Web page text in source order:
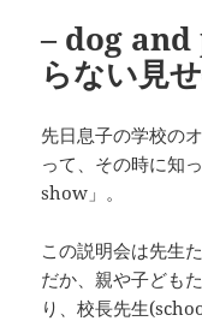
– dog and
らない見
先日息子の学校の
って、その時に知
show」。
この説明会は先生
だか、親や子ども
り、校長先生